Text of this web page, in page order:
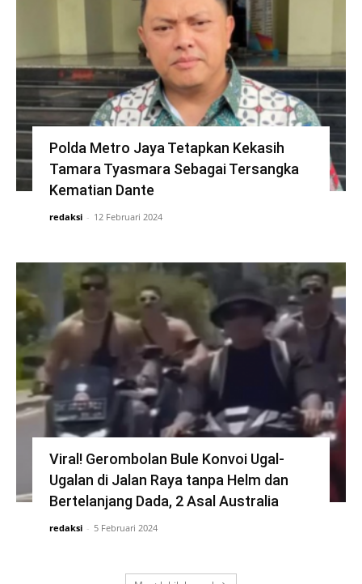
Polda Metro Jaya Tetapkan Kekasih
Tamara Tyasmara Sebagai Tersangka
Kematian Dante
redaksi - 12 Februari 2024
Viral! Gerombolan Bule Konvoi Ugal-
Ugalan di Jalan Raya tanpa Helm dan
Bertelanjang Dada, 2 Asal Australia
redaksi - 5 Februari 2024